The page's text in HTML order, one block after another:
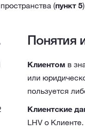
пространства (пункт 5
Понятия
Клиентом в
или
пользуется
Клиентские
LHV о Клиенте.